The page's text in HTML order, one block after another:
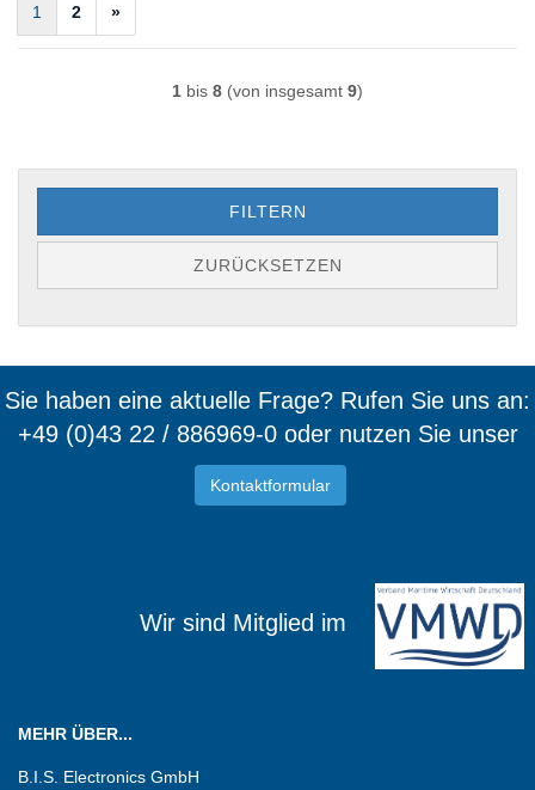
1 2 »
1 bis 8 (von insgesamt 9)
FILTERN
ZURÜCKSETZEN
Sie haben eine aktuelle Frage? Rufen Sie uns an:
+49 (0)43 22 / 886969-0 oder nutzen Sie unser
Kontaktformular
Wir sind Mitglied im
MEHR ÜBER...
B.I.S. Electronics GmbH